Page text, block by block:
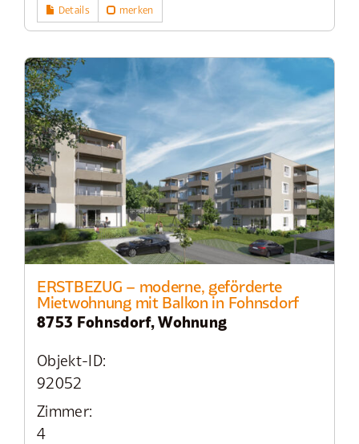
Details merken
ERSTBEZUG – moderne, geförderte
Mietwohnung mit Balkon in Fohnsdorf
8753 Fohnsdorf, Wohnung
Objekt-ID:
92052
Zimmer:
4